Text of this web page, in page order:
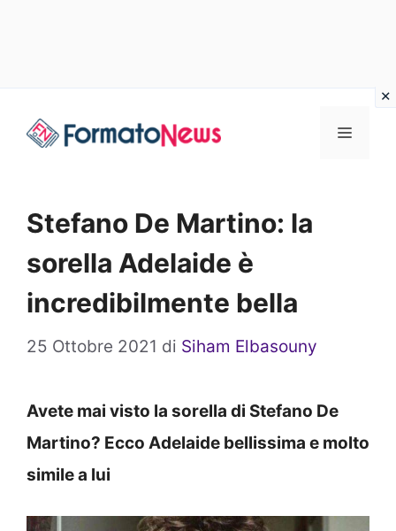
Menu
Stefano De Martino: la
sorella Adelaide è
incredibilmente bella
25 Ottobre 2021 di Siham Elbasouny
Avete mai visto la sorella di Stefano De
Martino? Ecco Adelaide bellissima e molto
simile a lui